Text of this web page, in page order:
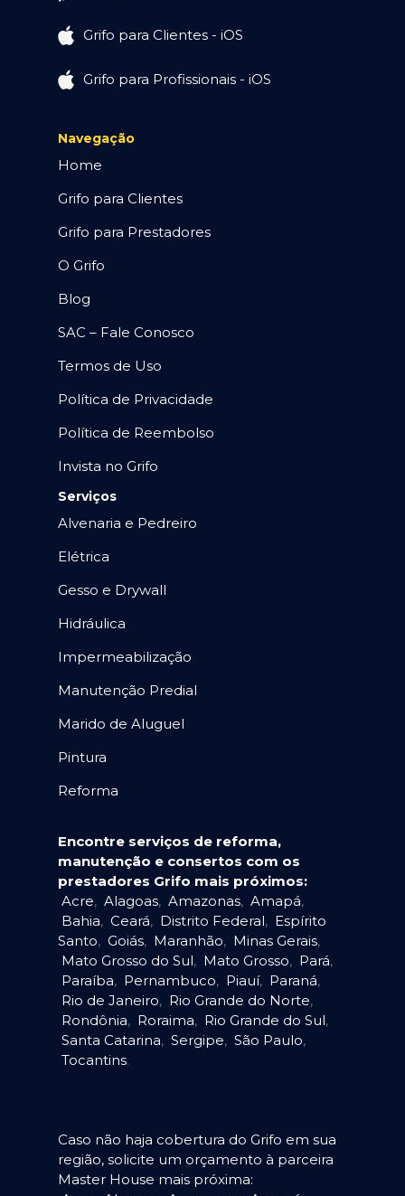
Grifo para Clientes - iOS
Grifo para Profissionais - iOS
Navegação
Home
Grifo para Clientes
Grifo para Prestadores
O Grifo
Blog
SAC – Fale Conosco
Termos de Uso
Política de Privacidade
Política de Reembolso
Invista no Grifo
Serviços
Alvenaria e Pedreiro
Elétrica
Gesso e Drywall
Hidráulica
Impermeabilização
Manutenção Predial
Marido de Aluguel
Pintura
Reforma
Encontre serviços de reforma,
manutenção e consertos com os
prestadores Grifo mais próximos:
Acre, Alagoas, Amazonas, Amapá,
Bahia, Ceará, Distrito Federal, Espírito
Santo, Goiás, Maranhão, Minas Gerais,
Mato Grosso do Sul, Mato Grosso, Pará,
Paraíba, Pernambuco, Piauí, Paraná,
Rio de Janeiro, Rio Grande do Norte,
Rondônia, Roraima, Rio Grande do Sul,
Santa Catarina, Sergipe, São Paulo,
Tocantins.
Caso não haja cobertura do Grifo em sua
região, solicite um orçamento à parceira
Master House mais próxima: